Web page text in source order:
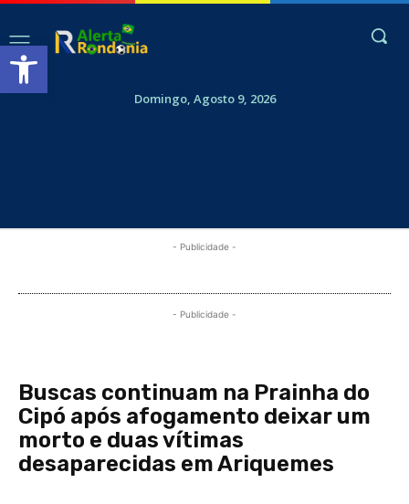
Abrir a barra de ferramentas
Domingo, Agosto 9, 2026
- Publicidade -
- Publicidade -
Buscas continuam na Prainha do
Cipó após afogamento deixar um
morto e duas vítimas
desaparecidas em Ariquemes